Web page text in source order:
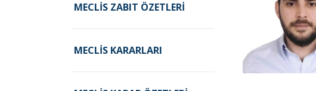
MECLIS ZABIT ÖZETLERI
MECLIS KARARLARI